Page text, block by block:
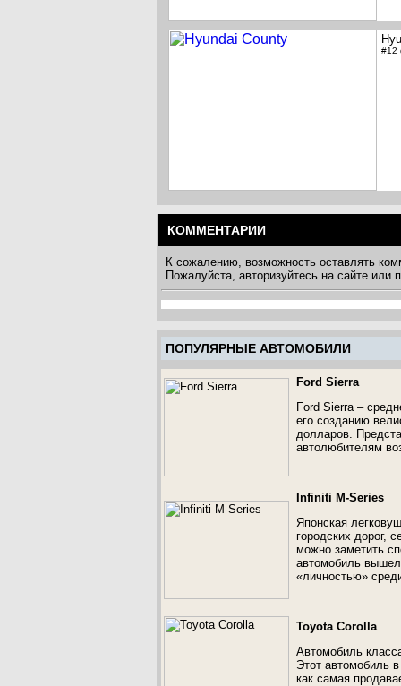
#12
КОММЕНТАРИИ
К сожалению, возможность оставлять
Пожалуйста, авторизуйтесь на сайте
ПОПУЛЯРНЫЕ АВТОМОБИЛИ
Ford Sierra
Ford Sierra –
его созданию
долларов.
автолюбителям
Infiniti M-Series
Японская
городских дорог,
можно заметить
автомобиль вышел
«личностью»
Toyota Corolla
Автомобиль
Этот автомобиль
как самая